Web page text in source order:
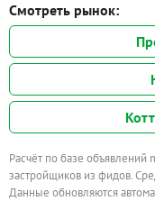
Смотреть рынок:
Расчёт по базе
застройщиков из фидов.
Данные обновляются